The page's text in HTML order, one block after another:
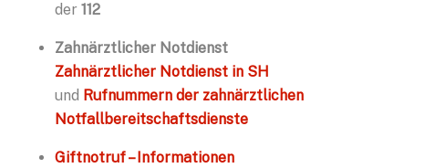
der112
Zahnärztlicher Notdienst
Zahnärztlicher Notdienst in SH
und Rufnummern der zahnärztlichen
Notfallbereitschaftsdienste
Giftnotruf – Informationen